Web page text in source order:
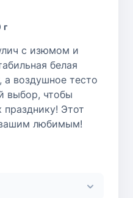
г
с изюмом и
белая
а воздушное тесто
выбор, чтобы
празднику! Этот
вашим любимым!